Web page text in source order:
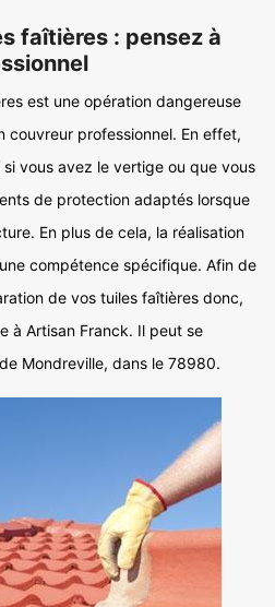
faîtières : pensez à
est une opération dangereuse
couvreur professionnel. En effet,
vous avez le vertige ou que vous
de protection adaptés lorsque
En plus de cela, la réalisation
compétence spécifique. Afin de
de vos tuiles faîtières donc,
à Artisan Franck. Il peut se
Mondreville, dans le 78980.